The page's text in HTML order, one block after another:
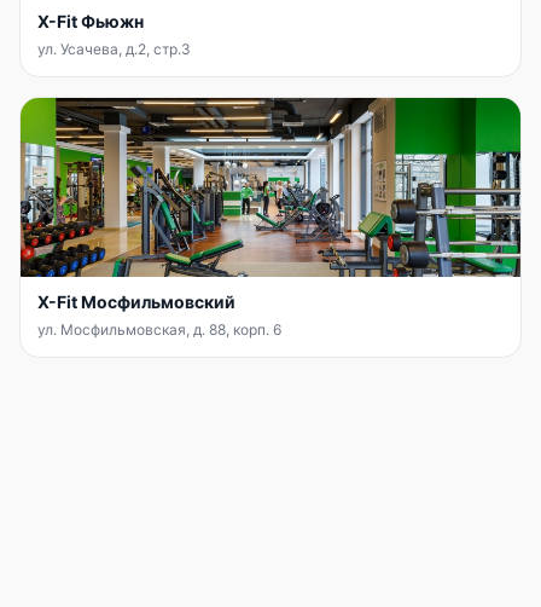
X-Fit Фьюжн
ул. Усачева, д.2, стр.3
X-Fit Мосфильмовский
ул. Мосфильмовская, д. 88, корп. 6